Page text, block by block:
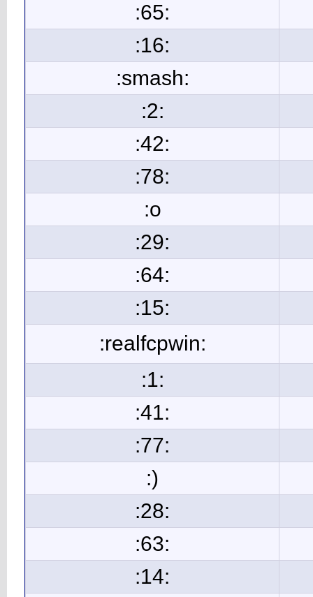
:65:
:16:
:smash:
:2:
:42:
:78:
:o
:29:
:64:
:15:
:realfcpwin:
:1:
:41:
:77:
:)
:28:
:63:
:14: